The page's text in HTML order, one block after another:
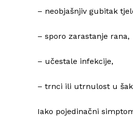
– neobjašnjiv gubitak
– sporo zarastanje rana,
– učestale infekcije,
– trnci ili utrnulost u
Iako pojedinačni